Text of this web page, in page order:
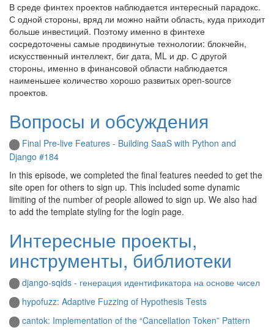
В среде финтех проектов наблюдается интересный парадокс.
С одной стороны, вряд ли можно найти область, куда приходит
больше инвестиций. Поэтому именно в финтехе
сосредоточены самые продвинутые технологии: блокчейн,
искусственный интеллект, биг дата, ML и др. С другой
стороны, именно в финансовой области наблюдается
наименьшее количество хорошо развитых open-source
проектов.
Вопросы и обсуждения
Final Pre-live Features - Building SaaS with Python and
Django #184
In this episode, we completed the final features needed to get the
site open for others to sign up. This included some dynamic
limiting of the number of people allowed to sign up. We also had
to add the template styling for the login page.
Интересные проекты,
инструменты, библиотеки
django-sqids - генерация идентификатора на основе чисел
hypofuzz: Adaptive Fuzzing of Hypothesis Tests
cantok: Implementation of the “Cancellation Token” Pattern